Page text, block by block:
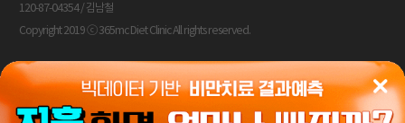
120-87-04354 / 김남철
Copyright 2019 ⓒ 365mc Diet Clinic All rights reserved.